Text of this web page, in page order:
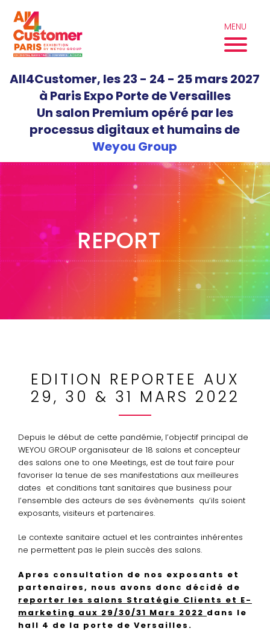
contenu
All4Customer, les 23 - 24 - 25 mars 2027
à Paris Expo Porte de Versailles
Un salon Premium opéré par les
processus digitaux et humains de
Weyou Group
MENU
REPORT
EDITION REPORTEE AUX
29, 30 & 31 MARS 2022
Depuis le début de cette pandémie, l’objectif principal de
WEYOU GROUP organisateur de 18 salons et concepteur
des salons one to one Meetings, est de tout faire pour
favoriser la tenue de ses manifestations aux meilleures
dates et conditions tant sanitaires que business pour
l’ensemble des acteurs de ses évènements qu’ils soient
exposants, visiteurs et partenaires.
Le contexte sanitaire actuel et les contraintes inhérentes
ne permettent pas le plein succès des salons.
Apres consultation de nos exposants et
partenaires, nous avons donc décidé de
reporter les salons Stratégie Clients et E-
marketing aux 29/30/31 Mars 2022 dans le
hall 4 de la porte de Versailles.